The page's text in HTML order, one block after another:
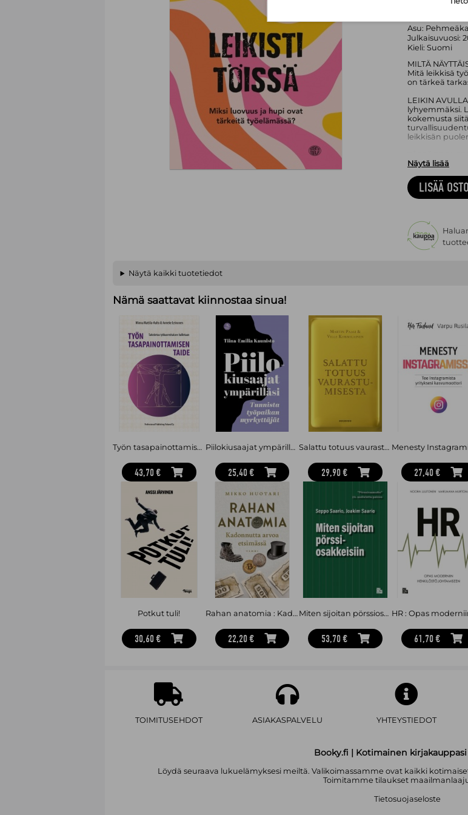
Asu:
Julkaisuvuosi:
Kieli: Suomi
MILTÄ
Mitä leikkisä
on tärkeä
LEIKIN
lyhyemmäksi.
kokemusta
leikkisän
tärkeää, miksi
SUVI
työskentelee
töissä on
Näytä lisää
LISÄÄ
Näytä kaikki tuotetiedot
Nämä saattavat kiinnostaa sinua!
Työn tasapainottamisen taide : taitotietoa työkuormituksen hallintaan
43,70 €
Piilokiusaajat ympärilläsi : Tunnista työpaikan myrkyttäjät
25,40 €
Salattu totuus vaurastumisesta
29,90 € 27,40 €
Potkut tuli!
30,60 €
Rahan anatomia : Kadonnutta arvoa etsimässä
22,20 €
Miten sijoitan pörssiosakkeisiin
53,70 € 61,70 €
TOIMITUSEHDOT ASIAKASPALVELU YHTEYSTIEDOT
Booky.fi | Kotimainen
Löydä seuraava lukuelämyksesi meiltä. Valikoimassamme ovat kaikki
Toimitamme tilaukset
Tietosuojaseloste